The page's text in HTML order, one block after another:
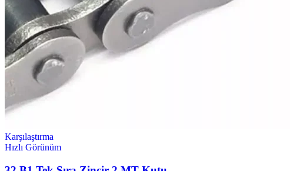
Karşılaştırma
Hızlı Görünüm